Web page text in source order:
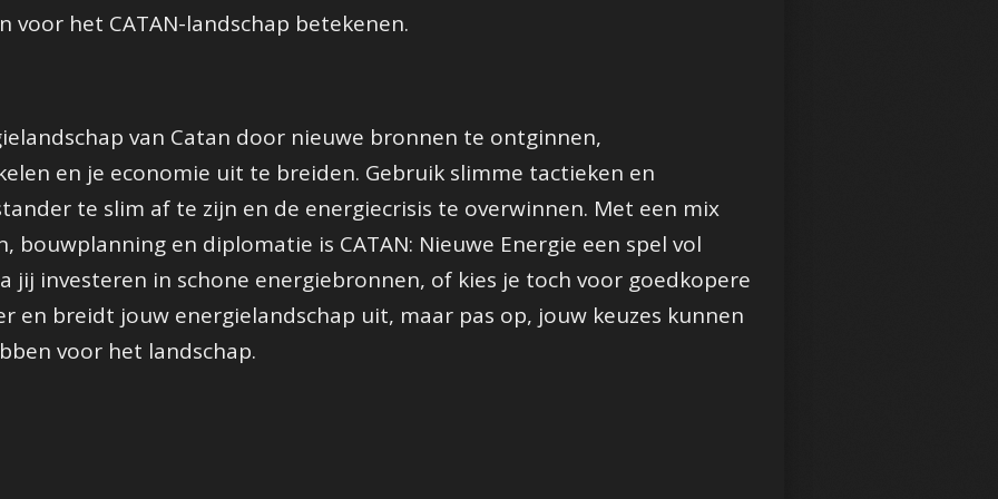
voor het CATAN-landschap betekenen.
van Catan door nieuwe bronnen te ontginnen,
en je economie uit te breiden. Gebruik slimme tactieken en
te slim af te zijn en de energiecrisis te overwinnen. Met een mix
bouwplanning en diplomatie is CATAN: Nieuwe Energie een spel vol
jij investeren in schone energiebronnen, of kies je toch voor goedkopere
en breidt jouw energielandschap uit, maar pas op, jouw keuzes kunnen
voor het landschap.